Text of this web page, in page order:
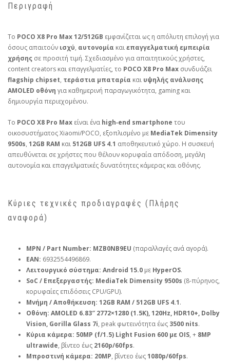
Περιγραφή
Το POCO X8 Pro Max 12/512GB εμφανίζεται ως η απόλυτη επιλογή για
όσους απαιτούν ισχύ, αυτονομία καιεπαγγελματική εμπειρία
χρήσης σε προσιτή τιμή. Σχεδιασμένο για απαιτητικούς χρήστες,
content creators και επαγγελματίες, το POCO X8 Pro Max συνδυάζει
flagship chipset, τεράστια μπαταρία και υψηλής ανάλυσης
AMOLED οθόνη για καθημερινή παραγωγικότητα, gaming και
δημιουργία περιεχομένου.
Το POCO X8 Pro Max είναι ένα high‑end smartphone του
οικοσυστήματος Xiaomi/POCO, εξοπλισμένο με MediaTek Dimensity
9500s, 12GB RAM και 512GB UFS 4.1 αποθηκευτικό χώρο. Η συσκευή
απευθύνεται σε χρήστες που θέλουν κορυφαία απόδοση, μεγάλη
αυτονομία και επαγγελματικές δυνατότητες κάμερας και οθόνης.
Κύριες τεχνικές προδιαγραφές (Πλήρης
αναφορά)
MPN / Part Number: MZB0NB9EU (παραλλαγές ανά αγορά).
EAN: 6932554496869.
Λειτουργικό σύστημα: Android 15.0 με HyperOS.
SoC / Επεξεργαστής: MediaTek Dimensity 9500s (8‑πύρηνος,
κορυφαίες επιδόσεις CPU/GPU).
Μνήμη / Αποθήκευση: 12GB RAM / 512GB UFS 4.1.
Οθόνη: AMOLED 6.83″ 2772×1280 (1.5K), 120Hz, HDR10+, Dolby
Vision, Gorilla Glass 7i, peak φωτεινότητα έως 3500 nits.
Κύρια κάμερα: 50MP (f/1.5) Light Fusion 600 με OIS, + 8MP
ultrawide, βίντεο έως 2160p/60fps.
Μπροστινή κάμερα: 20MP, βίντεο έως1080p/60fps.